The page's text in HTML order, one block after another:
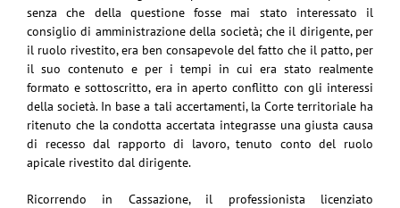
senza che della questione fosse mai stato interessato il
consiglio di amministrazione della società; che il dirigente, per
il ruolo rivestito, era ben consapevole del fatto che il patto, per
il suo contenuto e per i tempi in cui era stato realmente
formato e sottoscritto, era in aperto conflitto con gli interessi
della società. In base a tali accertamenti, la Corte territoriale ha
ritenuto che la condotta accertata integrasse una giusta causa
di recesso dal rapporto di lavoro, tenuto conto del ruolo
apicale rivestito dal dirigente.
Ricorrendo in Cassazione, il professionista licenziato